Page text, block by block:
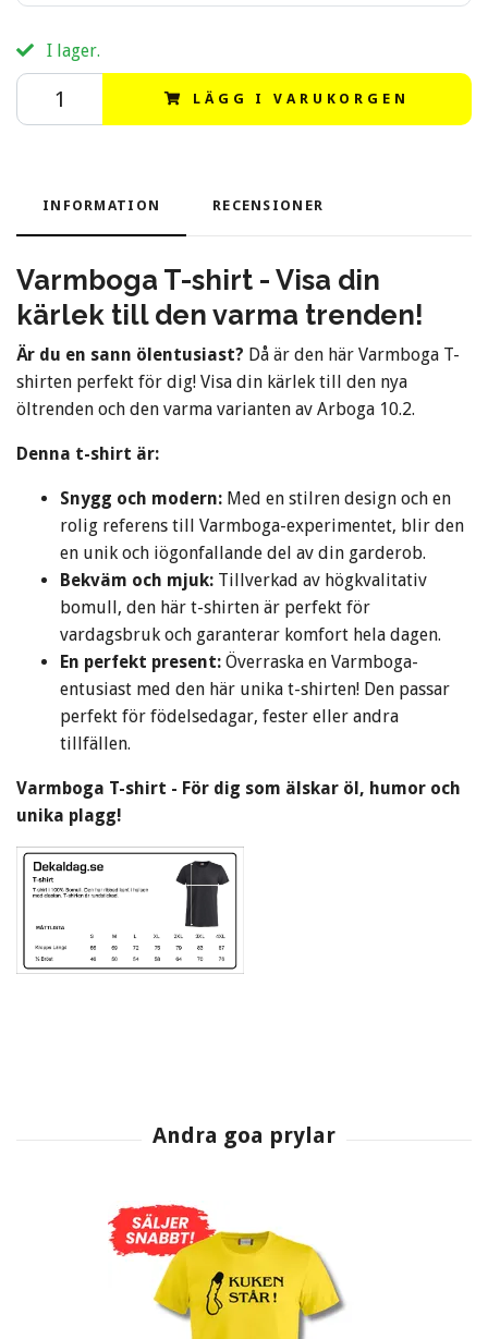
I lager.
LÄGG I VARUKORGEN
INFORMATION RECENSIONER
Varmboga T-shirt - Visa din
kärlek till den varma trenden!
Är du en sann ölentusiast? Då är den här Varmboga T-
shirten perfekt för dig! Visa din kärlek till den nya
öltrenden och den varma varianten av Arboga 10.2.
Denna t-shirt är:
Snygg och modern: Med en stilren design och en
rolig referens till Varmboga-experimentet, blir den
en unik och iögonfallande del av din garderob.
Bekväm och mjuk: Tillverkad av högkvalitativ
bomull, den här t-shirten är perfekt för
vardagsbruk och garanterar komfort hela dagen.
En perfekt present: Överraska en Varmboga-
entusiast med den här unika t-shirten! Den passar
perfekt för födelsedagar, fester eller andra
tillfällen.
Varmboga T-shirt - För dig som älskar öl, humor och
unika plagg!